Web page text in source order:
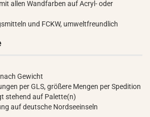
allen Wandfarben auf Acryl- oder
und FCKW, umweltfreundlich
Gewicht
per GLS, größere Mengen per Spedition
stehend auf Palette(n)
auf deutsche Nordseeinseln